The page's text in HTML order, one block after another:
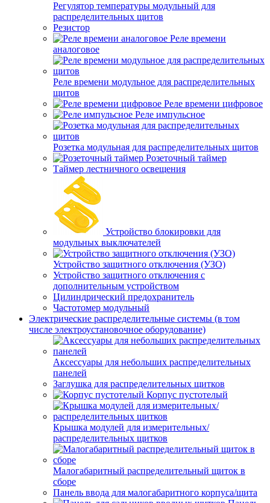
Регулятор температуры модульный для
распределительных щитов
Резистор
Реле времени
аналоговое
Реле времени модульное для распределительных
щитов
Реле времени цифровое
Реле импульсное
Розетка модульная для распределительных щитов
Розеточный таймер
Таймер лестничного освещения
Устройство блокировки для
модульных выключателей
Устройство защитного отключения (УЗО)
Устройство защитного отключения с
дополнительным устройством
Цилиндрический предохранитель
Частотомер модульный
Электрические распределительные системы (в том
числе электроустановочное оборудование)
Аксессуары для небольших распределительных
панелей
Заглушка для распределительных щитков
Корпус пустотелый
Крышка модулей для измерительных/
распределительных щитков
Малогабаритный распределительный щиток в
сборе
Панель ввода для малогабаритного корпуса/щита